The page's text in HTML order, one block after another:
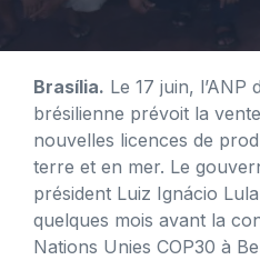
Brasília. Le 17 juin, l’ANP
brésilienne prévoit la
nouvelles licences de
terre et en mer. Le
président Luiz Ignácio
quelques mois avant la
Nations Unies COP30 à